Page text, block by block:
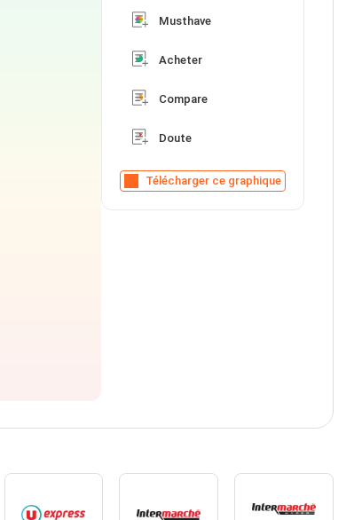
Musthave
Acheter
Compare
Doute
Télécharger ce graphique